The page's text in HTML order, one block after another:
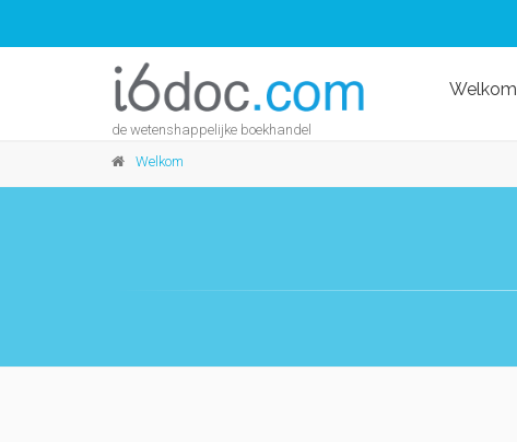
de wetenshappelijke boekhandel
Welkom
Welkom